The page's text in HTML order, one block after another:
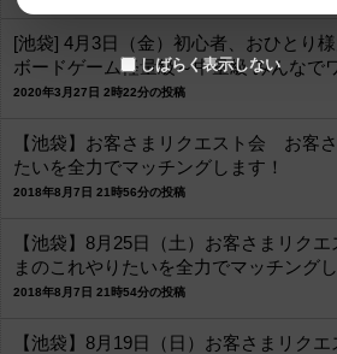
[池袋] 4月3日（金）初心者、おひとり様
ボードゲーム軽量級～中量級 みんなで
2020年3月27日 2時22分の投稿
【池袋】お客さまリクエスト会 お客
たいを全力でマッチングします！
2018年8月7日 21時56分の投稿
【池袋】8月25日（土）お客さまリク
まのこれやりたいを全力でマッチングし
2018年8月7日 21時54分の投稿
【池袋】8月19日（日）お客さまリク
しばらく表示しない